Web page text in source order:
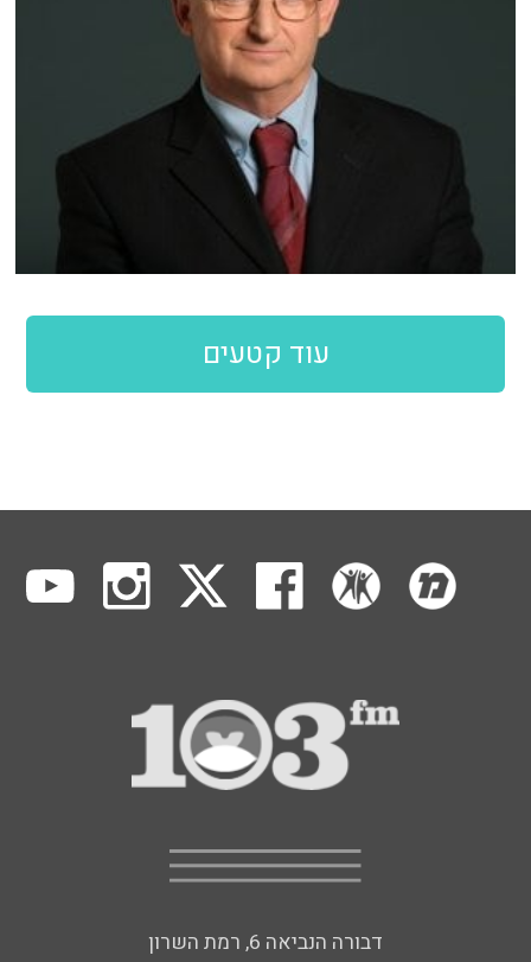
עוד קטעים
דבורה הנביאה 6, רמת השרון